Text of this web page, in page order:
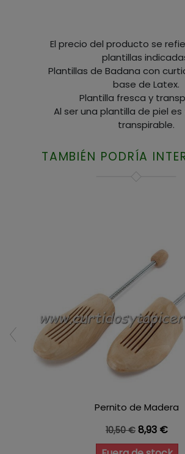
El precio del producto se
plantillas
Plantillas de Badana con
base de Latex.
Plantilla fresca y
Al ser una plantilla de piel
transpirable.
TAMBIÉN PODRÍA
Pernito de Madera
Precio base
10,50 € Precio
8,93 €